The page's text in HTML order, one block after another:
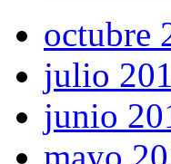
octubre
julio
junio